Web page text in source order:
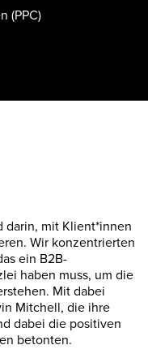
(PPC)
darin, mit Klient*innen
Wir konzentrierten
ein B2B-
haben muss, um die
Mit dabei
Mitchell, die ihre
dabei die positiven
betonten.